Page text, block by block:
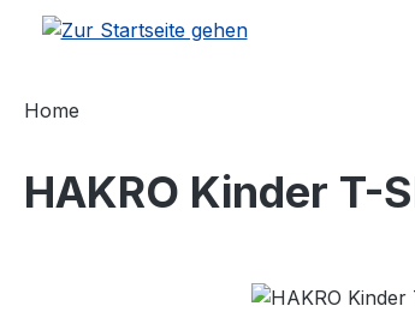
Hauptinhalt springen
Zur Suche springen
Zur Hauptnavigation springen
Home
HAKRO Kinder T-
Bildergalerie überspringen